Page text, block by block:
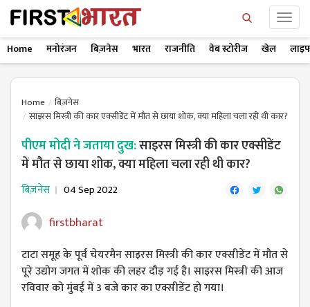
Home मनोरंजन बिज़नेस भारत राजनीति वेब स्टोरीज खेल
Home
बिज़नेस
साइरस मिस्त्री की कार एक्सीडेंट में मौत से छाया शोक, क्या महिला चला रही थी कार?
पीएम मोदी ने जताया दुख:साइरस मिस्त्री की कार एक्सीडेंट
में मौत से छाया शोक, क्या महिला चला रही थी कार?
बिज़नेस 04 Sep 2022
firstbharat
टाटा समूह के पूर्व चेयरमैन साइरस मिस्त्री की कार एक्सीडेंट में मौत से
पूरे उद्योग जगत में शोक की लहर दौड़ गई है। साइरस मिस्त्री की आज
रविवार को मुंबई में 3 बजे कार का एक्सीडेंट हो गया।